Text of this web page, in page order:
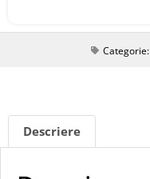
Categorie:
Descriere